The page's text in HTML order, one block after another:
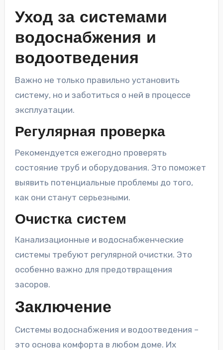
Уход за системами
водоснабжения и
водоотведения
Важно не только правильно установить
систему, но и заботиться о ней в процессе
эксплуатации.
Регулярная проверка
Рекомендуется ежегодно проверять
состояние труб и оборудования. Это поможет
выявить потенциальные проблемы до того,
как они станут серьезными.
Очистка систем
Канализационные и водоснабженческие
системы требуют регулярной очистки. Это
особенно важно для предотвращения
засоров.
Заключение
Системы водоснабжения и водоотведения –
это основа комфорта в любом доме. Их